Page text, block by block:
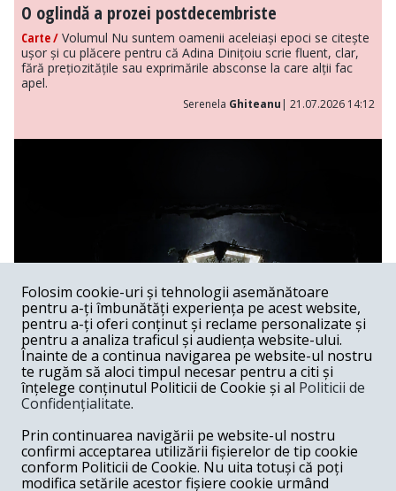
O oglindă a prozei postdecembriste
Carte / Volumul Nu suntem oamenii aceleiași epoci se citește
ușor și cu plăcere pentru că Adina Dinițoiu scrie fluent, clar,
fără prețiozitățile sau exprimările absconse la care alții fac
apel.
Serenela Ghiteanu | 21.07.2026 14:12
Lakmé al lui Andrei Șerban
Spectacol /Spectacolele lui Andrei Șerban au, în feluri extrem
de diferite, capacitatea de a sugera că Graalul există —
undeva, dincolo de gest, de muzică, de imagine —, dar că el
Folosim cookie-uri și tehnologii asemănătoare
pentru a-ți îmbunătăți experiența pe acest website,
pentru a-ți oferi conținut și reclame personalizate și
pentru a analiza traficul și audiența website-ului.
Înainte de a continua navigarea pe website-ul nostru
te rugăm să aloci timpul necesar pentru a citi și
înțelege conținutul Politicii de Cookie și al Politicii de
Confidențialitate.
Prin continuarea navigării pe website-ul nostru
confirmi acceptarea utilizării fișierelor de tip cookie
conform Politicii de Cookie. Nu uita totuși că poți
modifica setările acestor fișiere cookie urmând